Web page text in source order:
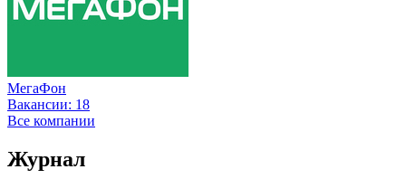
МегаФон
Вакансии: 18
Все компании
Журнал